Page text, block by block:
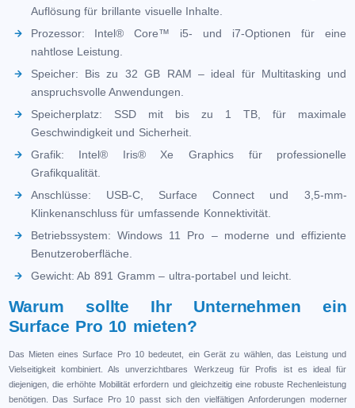
Auflösung für brillante visuelle Inhalte.
Prozessor: Intel® Core™ i5- und i7-Optionen für eine
nahtlose Leistung.
Speicher: Bis zu 32 GB RAM – ideal für Multitasking und
anspruchsvolle Anwendungen.
Speicherplatz: SSD mit bis zu 1 TB, für maximale
Geschwindigkeit und Sicherheit.
Grafik: Intel® Iris® Xe Graphics für professionelle
Grafikqualität.
Anschlüsse: USB-C, Surface Connect und 3,5-mm-
Klinkenanschluss für umfassende Konnektivität.
Betriebssystem: Windows 11 Pro – moderne und effiziente
Benutzeroberfläche.
Gewicht: Ab 891 Gramm – ultra-portabel und leicht.
Warum sollte Ihr Unternehmen ein
Surface Pro 10 mieten?
Das Mieten eines Surface Pro 10 bedeutet, ein Gerät zu wählen, das Leistung und
Vielseitigkeit kombiniert. Als unverzichtbares Werkzeug für Profis ist es ideal für
diejenigen, die erhöhte Mobilität erfordern und gleichzeitig eine robuste Rechenleistung
benötigen. Das Surface Pro 10 passt sich den vielfältigen Anforderungen moderner